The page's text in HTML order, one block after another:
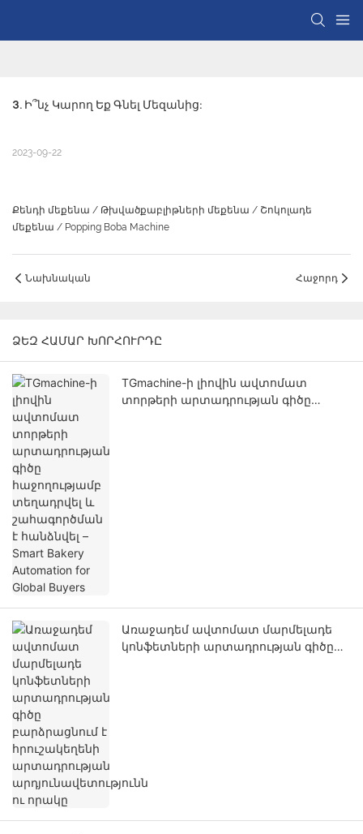
3. Ի՞նչ Կարող Եք Գնել Մեզանից:
2023-09-22
Քենդի մեքենա / Թխվածքաբլիթների մեքենա / Շոկոլադե
մեքենա / Popping Boba Machine
Նախնական Հաջորդ
ՁԵԶ ՀԱՄԱՐ ԽՈՐՀՈՒՐԴԸ
TGmachine-ի լիովին ավտոմատ
տորթերի արտադրության գիծը
Առաջադեմ ավտոմատ մարմելադե
կոնֆետների արտադրության գիծը